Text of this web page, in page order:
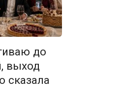
до
выход
сказала